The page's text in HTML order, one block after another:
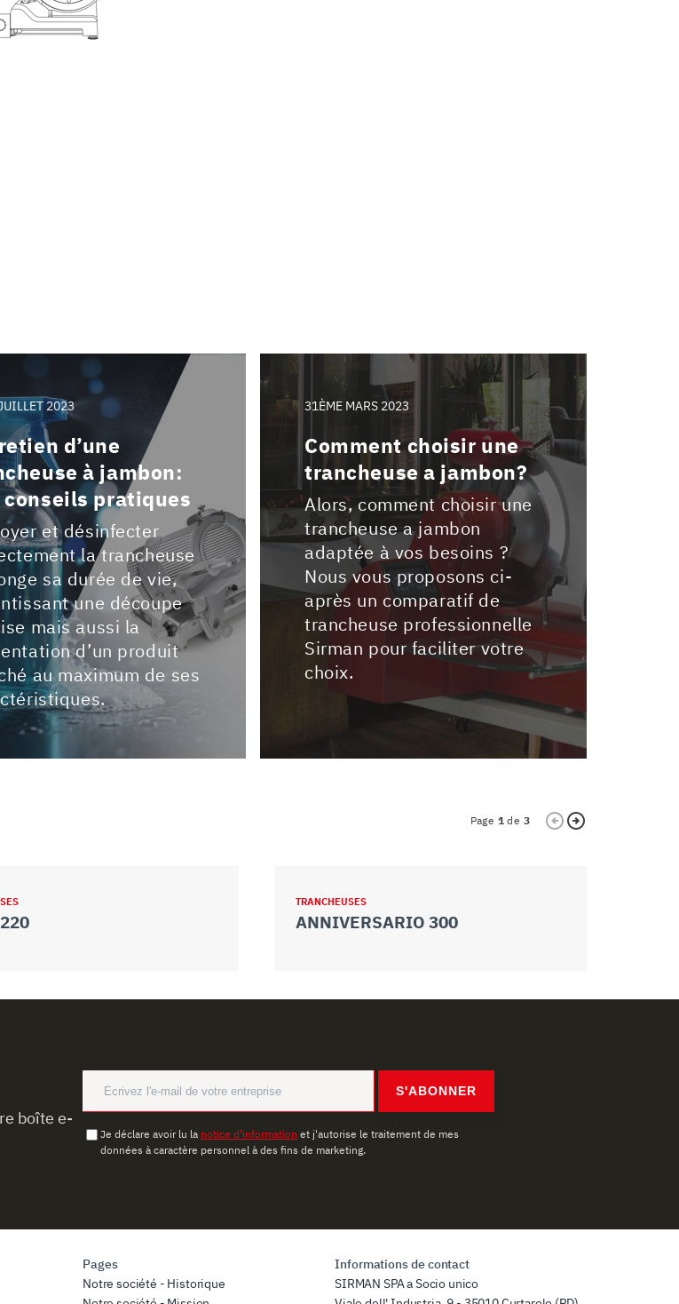
2023
d’une
à jambon:
conseils pratiques
et désinfecter
la trancheuse
sa durée de vie,
une découpe
mais aussi la
d’un produit
au maximum de ses
31ÈME MARS 2023
Comment choisir une
trancheuse a jambon?
Alors, comment choisir une
trancheuse a jambon
adaptée à vos besoins ?
Nous vous proposons ci-
après un comparatif de
trancheuse professionnelle
Sirman pour faciliter votre
choix.
Page 1de 3
TRANCHEUSES
ANNIVERSARIO 300
boîte e-
S'ABONNER
Je déclare avoir lu la notice d'information et j'autorise le traitement de mes
données à caractère personnel à des fins de marketing.
Pages
Notre société - Historique
Informations de contact
SIRMAN SPA a Socio unico